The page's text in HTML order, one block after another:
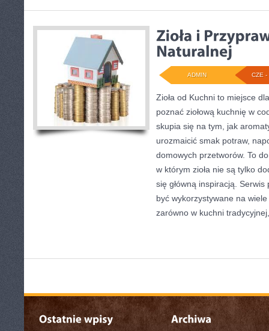
CZE -
ADMIN
Zioła od Kuchni to miejsce
poznać ziołową kuchnię w
skupia się na tym, jak
urozmaicić smak potraw,
domowych przetworów. To
w którym zioła nie są tylko
się główną inspiracją.
być wykorzystywane na
zarówno w kuchni